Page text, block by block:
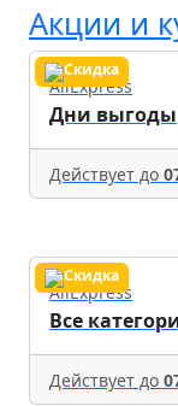
Акции и
AliExpress
Дни выгоды
Действует до
AliExpress
Все
Действует до